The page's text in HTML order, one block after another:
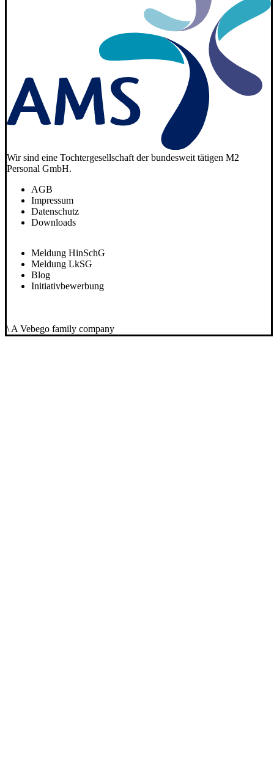
Wir sind eine Tochtergesellschaft der bundesweit tätigen M2
Personal GmbH.
AGB
Impressum
Datenschutz
Downloads
Meldung HinSchG
Meldung LkSG
Blog
Initiativbewerbung
\ A Vebego family company